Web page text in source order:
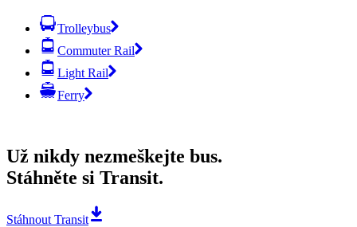
Trolleybus
Commuter Rail
Light Rail
Ferry
Už nikdy nezmeškejte bus.
Stáhněte si Transit.
Stáhnout Transit